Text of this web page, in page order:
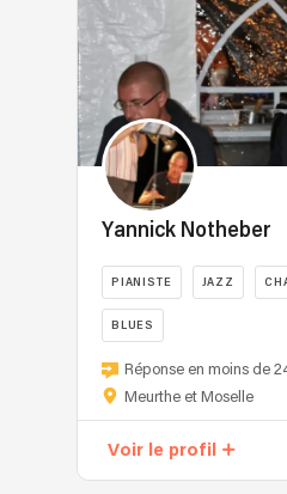
Yannick Notheber
PIANISTE JAZZ
BLUES
Réponse en moins de
Meurthe et Moselle
Voir le profil